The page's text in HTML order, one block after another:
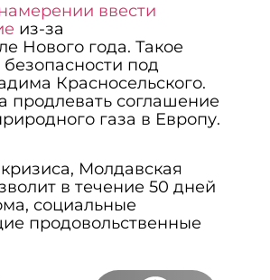
ввести
из-за
Нового года. Такое
под
Красносельского.
продлевать соглашение
газа в Европу.
Молдавская
в течение 50 дней
социальные
продовольственные